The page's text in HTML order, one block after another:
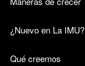
¿Nuevo en La IMU?
Qué creemos